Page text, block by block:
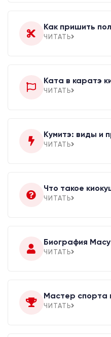
Как пришить
ЧИТАТЬ
Ката в каратэ
ЧИТАТЬ
Кумитэ: виды и
ЧИТАТЬ
Что такое
ЧИТАТЬ
Биография
ЧИТАТЬ
Мастер спорта
ЧИТАТЬ